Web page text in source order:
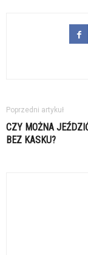
Poprzedni artykuł
CZY MOŻNA
BEZ KASKU?